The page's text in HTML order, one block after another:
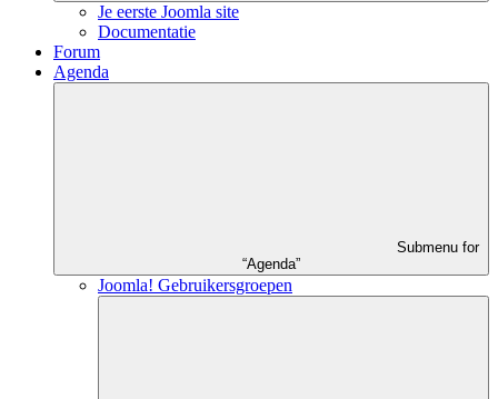
Je eerste Joomla site
Documentatie
Forum
Agenda
Submenu for
“Agenda”
Joomla! Gebruikersgroepen